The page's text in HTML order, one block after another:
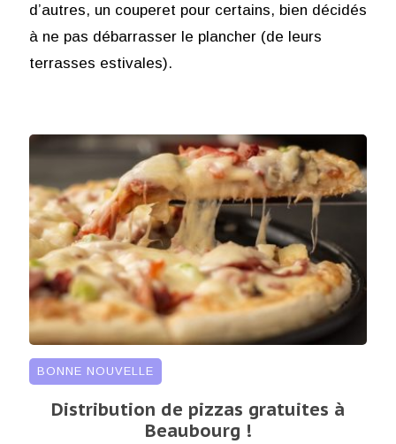
d’autres, un couperet pour certains, bien décidés
à ne pas débarrasser le plancher (de leurs
terrasses estivales).
BONNE NOUVELLE
Distribution de pizzas gratuites à
Beaubourg !